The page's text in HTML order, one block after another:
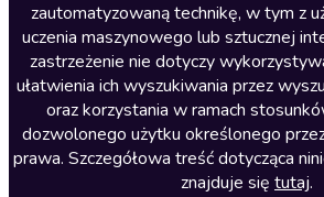
Podcasty i audycje
Polityka
Prasa
Religia
Romans
zautomatyzowaną technikę, w tym z
uczenia maszynowego lub sztucznej
zastrzeżenie nie dotyczy
ułatwienia ich wyszukiwania przez
oraz korzystania w ramach
dozwolonego użytku określonego
prawa. Szczegółowa treść dotycząca
znajduje się tutaj.